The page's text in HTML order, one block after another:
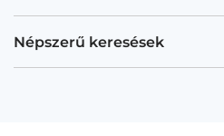
Népszerű keresések